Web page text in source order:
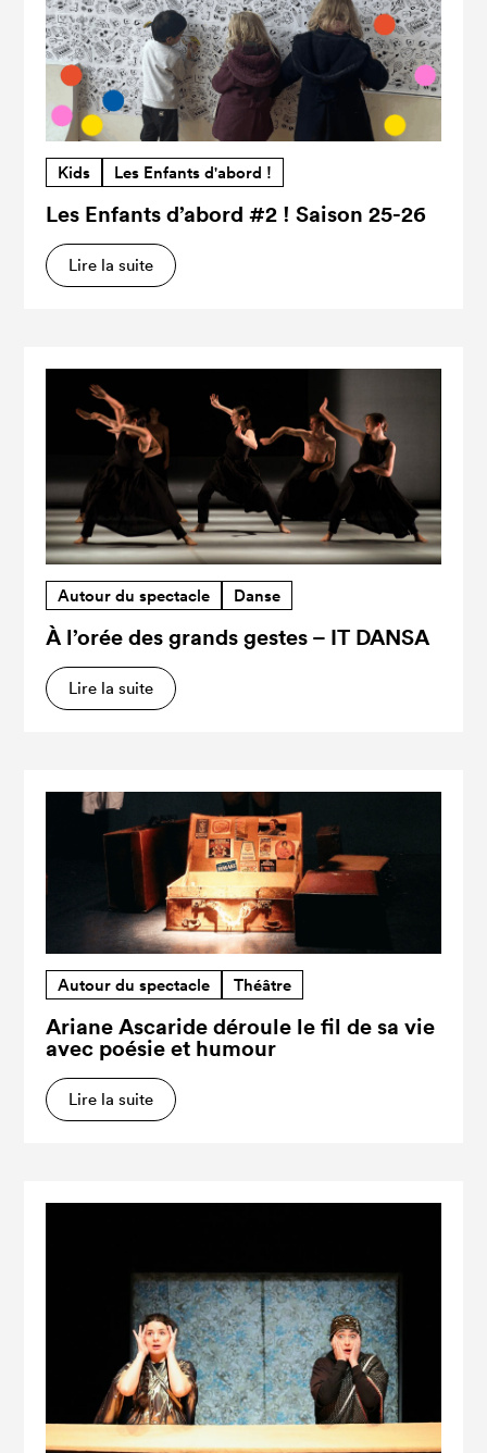
Kids Les Enfants d'abord !
Les Enfants d’abord #2 ! Saison 25-26
Lire la suite
Autour du spectacle Danse
À l’orée des grands gestes – IT DANSA
Lire la suite
Autour du spectacle Théâtre
Ariane Ascaride déroule le fil de sa vie
avec poésie et humour
Lire la suite